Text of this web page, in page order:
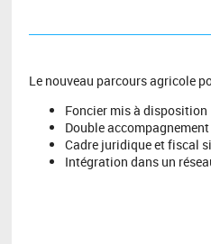
Le nouveau parcours agricole
Foncier mis à disposition
Double
Cadre juridique et fiscal
Intégration dans un